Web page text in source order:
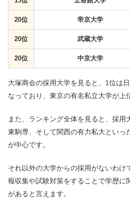
20位 帝京大学
20位 武蔵大学
20位 中京大学
大塚商会の採用大学を見ると、1位は
なっており、東京の有名私立大学が上
また、ランキング全体を見ると、採用
東駒専、そして関西の有力私大といっ
が中心です。
それ以外の大学からの採用がないわけ
報収集や試験対策をすることで学歴に
があると言えます。